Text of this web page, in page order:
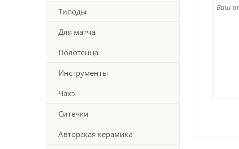
Типоды
Для матча
Полотенца
Инструменты
Чахэ
Ситечки
Авторская керамика